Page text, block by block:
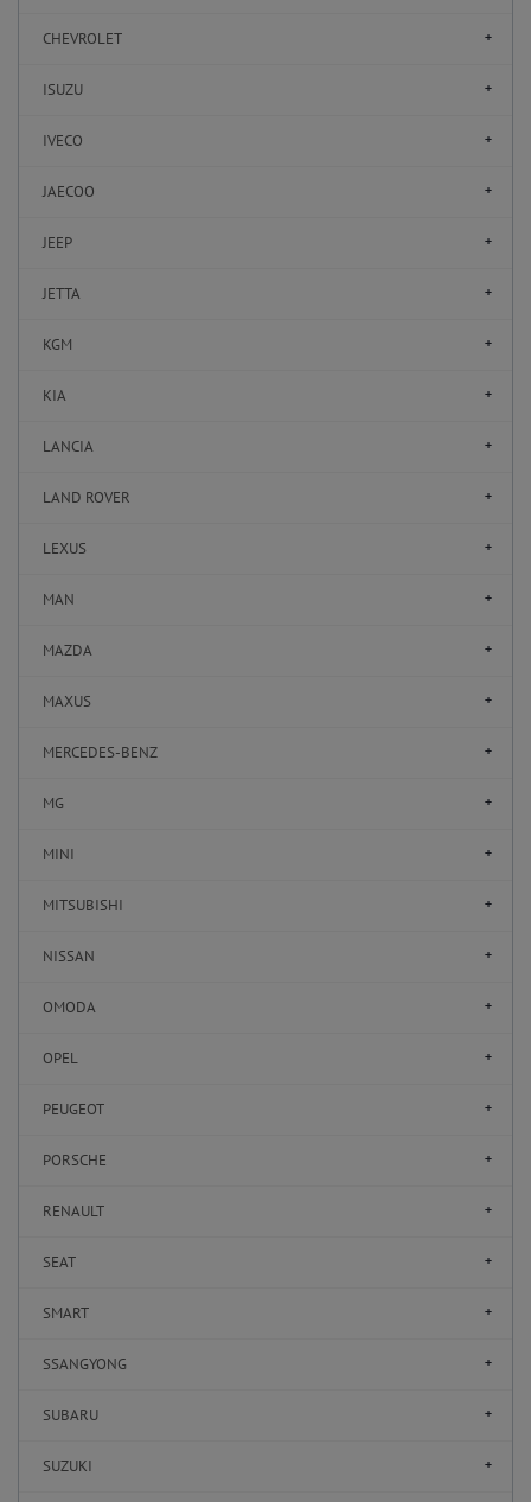
CHEVROLET
ISUZU
IVECO
JAECOO
JEEP
JETTA
KGM
KIA
LANCIA
LAND ROVER
LEXUS
MAN
MAZDA
MAXUS
MERCEDES-BENZ
MG
MINI
MITSUBISHI
NISSAN
OMODA
OPEL
PEUGEOT
PORSCHE
RENAULT
SEAT
SMART
SSANGYONG
SUBARU
SUZUKI